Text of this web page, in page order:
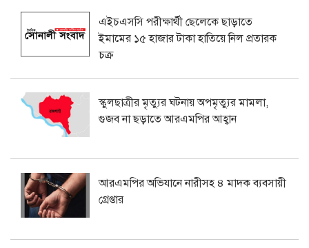
এইচএসসি পরীক্ষার্থী ছেলেকে ছাড়াতে
ইমামের ১৫ হাজার টাকা হাতিয়ে নিল প্রতারক
চক্র
স্কুলছাত্রীর মৃত্যুর ঘটনায় অপমৃত্যুর মামলা,
গুজব না ছড়াতে আরএমপির আহ্বান
আরএমপির অভিযানে নারীসহ ৪ মাদক ব্যবসায়ী
গ্রেপ্তার